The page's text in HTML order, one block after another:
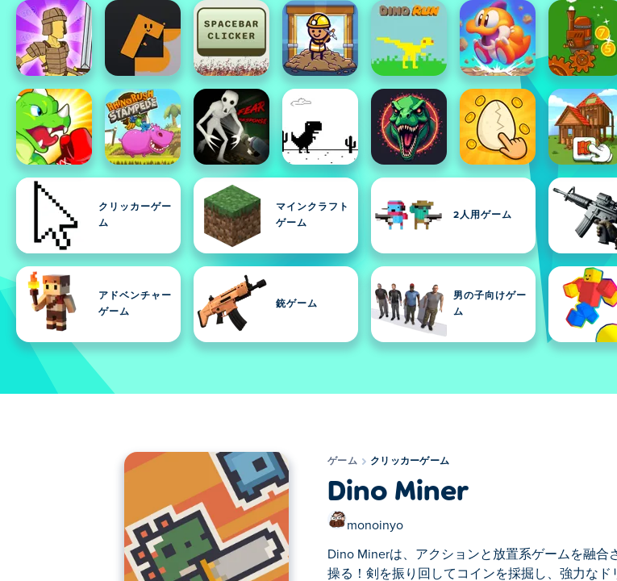
クリッカーゲー
ム
マインクラフト
ゲーム
2人用ゲーム
アドベンチャー
ゲーム
銃ゲーム
男の子向けゲー
ム
ゲーム クリッカーゲーム
Dino Miner
monoinyo
Dino Minerは、アクションと放置系ゲームを融
操る！剣を振り回してコインを採掘し、強力な